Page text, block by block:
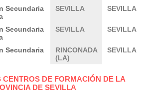
Secundaria
SEVILLA SEVILLA
Secundaria
SEVILLA SEVILLA
Secundaria
RINCONADA
(LA)
SEVILLA
CENTROS DE FORMACIÓN DE LA
DE SEVILLA